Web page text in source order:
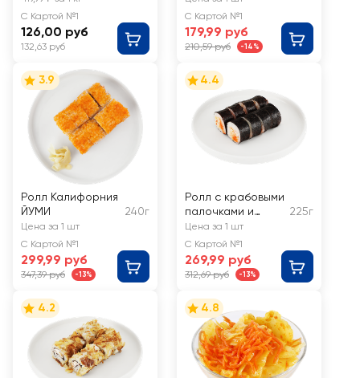
овощами,
весовой
С Картой №1
126,00 руб
132,63 руб
FRESHCLUB
С Картой №1
179,99 руб
210,59 руб -14%
3.9
Ролл Калифорния
ЙУМИ
240г
Цена за 1 шт
С Картой №1
299,99 руб
347,39 руб -13%
4.4
Ролл с крабовыми
палочками и
икрой Масаго
ЙУМИ
225г
Цена за 1 шт
С Картой №1
269,99 руб
312,69 руб -13%
4.2 4.8